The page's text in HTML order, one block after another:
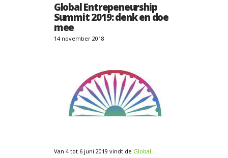
Global Entrepeneurship
Summit 2019: denk en doe
mee
14 november 2018
Van 4 tot 6 juni 2019 vindt de Global